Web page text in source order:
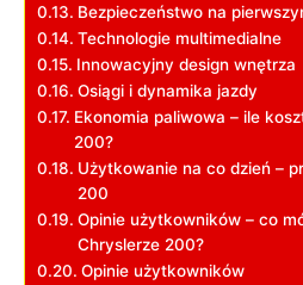
Bezpieczeństwo na
Technologie multimedialne
Innowacyjny design wnętrza
Osiągi i dynamika jazdy
Ekonomia paliwowa – ile
200?
Użytkowanie na co dzień –
200
Opinie użytkowników – co
Chryslerze 200?
Opinie użytkowników